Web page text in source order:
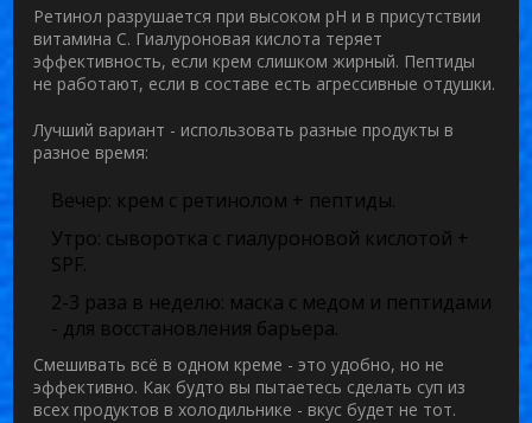
Ретинол разрушается при высоком pH и в присутствии
витамина С. Гиалуроновая кислота теряет
эффективность, если крем слишком жирный. Пептиды
не работают, если в составе есть агрессивные отдушки.
Лучший вариант - использовать разные продукты в
разное время:
Вечер: крем с ретинолом + пептиды.
Утро: сыворотка с гиалуроновой кислотой +
SPF.
2-3 раза в неделю: маска с медом и пептидами
- для восстановления барьера.
Смешивать всё в одном креме - это удобно, но не
эффективно. Как будто вы пытаетесь сделать суп из
всех продуктов в холодильнике - вкус будет не тот.